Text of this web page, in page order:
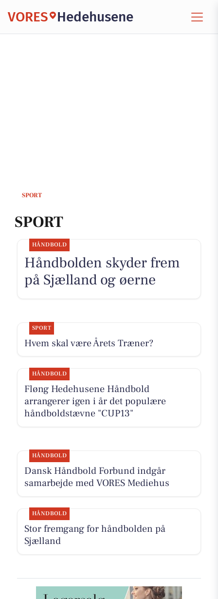
VORES Hedehusene
SPORT
SPORT
HÅNDBOLD
Håndbolden skyder frem
på Sjælland og øerne
SPORT
Hvem skal være Årets Træner?
HÅNDBOLD
Fløng Hedehusene Håndbold
arrangerer igen i år det populære
håndboldstævne "CUP13"
HÅNDBOLD
Dansk Håndbold Forbund indgår
samarbejde med VORES Mediehus
HÅNDBOLD
Stor fremgang for håndbolden på
Sjælland